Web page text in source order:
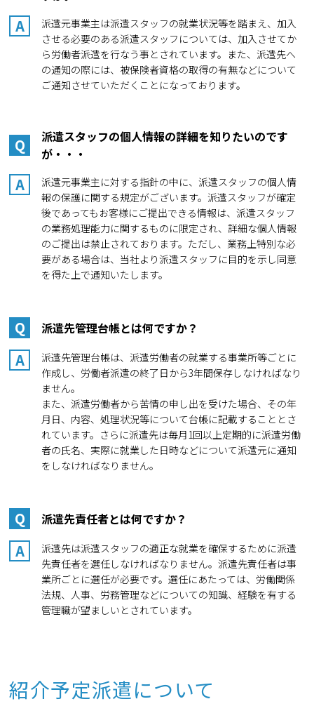
A
派遣元事業主は派遣スタッフの就業状況等を踏まえ、加入
させる必要のある派遣スタッフについては、加入させてか
ら労働者派遣を行なう事とされています。また、派遣先へ
の通知の際には、被保険者資格の取得の有無などについて
ご通知させていただくことになっております。
Q
派遣スタッフの個人情報の詳細を知りたいのです
が・・・
A
派遣元事業主に対する指針の中に、派遣スタッフの個人情
報の保護に関する規定がございます。派遣スタッフが確定
後であってもお客様にご提出できる情報は、派遣スタッフ
の業務処理能力に関するものに限定され、詳細な個人情報
のご提出は禁止されております。ただし、業務上特別な必
要がある場合は、当社より派遣スタッフに目的を示し同意
を得た上で通知いたします。
Q 派遣先管理台帳とは何ですか？
A
派遣先管理台帳は、派遣労働者の就業する事業所等ごとに
作成し、労働者派遣の終了日から3年間保存しなければなり
ません。
また、派遣労働者から苦情の申し出を受けた場合、その年
月日、内容、処理状況等について台帳に記載することとさ
れています。さらに派遣先は毎月1回以上定期的に派遣労働
者の氏名、実際に就業した日時などについて派遣元に通知
をしなければなりません。
Q 派遣先責任者とは何ですか？
A
派遣先は派遣スタッフの適正な就業を確保するために派遣
先責任者を選任しなければなりません。派遣先責任者は事
業所ごとに選任が必要です。選任にあたっては、労働関係
法規、人事、労務管理などについての知識、経験を有する
管理職が望ましいとされています。
紹介予定派遣について